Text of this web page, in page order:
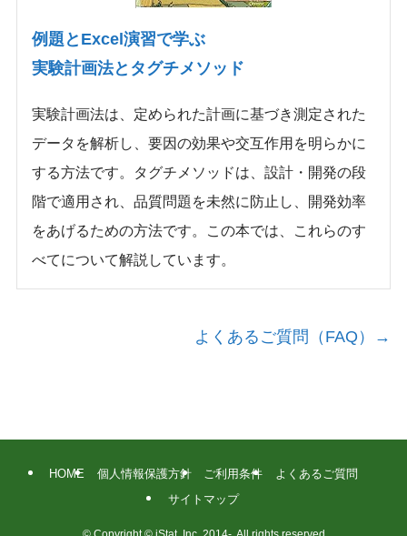
例題とExcel演習で学ぶ
実験計画法とタグチメソッド
実験計画法は、定められた計画に基づき測定された
データを解析し、要因の効果や交互作用を明らかに
する方法です。タグチメソッドは、設計・開発の段
階で適用され、品質問題を未然に防止し、開発効率
をあげるための方法です。この本では、これらのす
べてについて解説しています。
よくあるご質問（FAQ）→
HOME 個人情報保護方針 ご利用条件
よくあるご質問
サイトマップ